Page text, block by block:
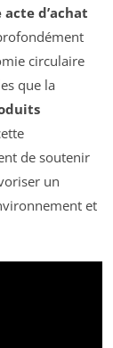
d’achat
circulaire
que la
de soutenir
un
et